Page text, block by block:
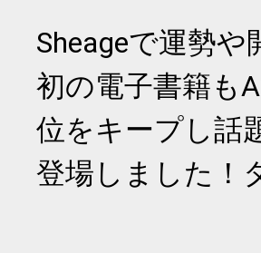
Sheageで運勢
初の電子書籍も
位をキープし話
登場しました！